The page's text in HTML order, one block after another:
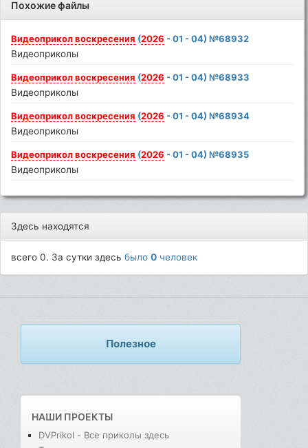
Похожие файлы
Видеоприкол воскресения (2026 - 01 - 04) №68932
Видеоприколы
Видеоприкол воскресения (2026 - 01 - 04) №68933
Видеоприколы
Видеоприкол воскресения (2026 - 01 - 04) №68934
Видеоприколы
Видеоприкол воскресения (2026 - 01 - 04) №68935
Видеоприколы
Здесь находятся
всего 0. За сутки здесьбыло0 человек
Полезное
НАШИ ПРОЕКТЫ
DVPrikol - Все приколы здесь